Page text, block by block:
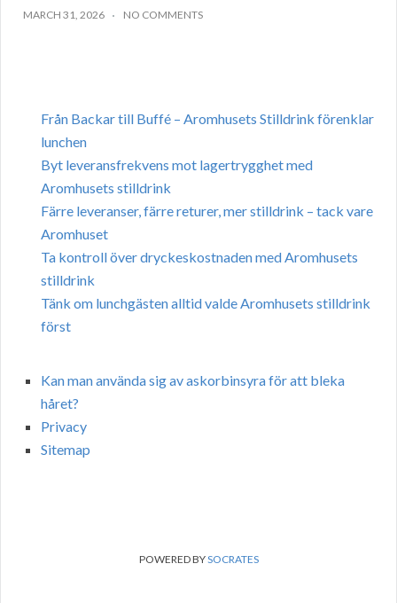
MARCH 31, 2026 NO COMMENTS
Från Backar till Buffé – Aromhusets Stilldrink förenklar
lunchen
Byt leveransfrekvens mot lagertrygghet med
Aromhusets stilldrink
Färre leveranser, färre returer, mer stilldrink – tack vare
Aromhuset
Ta kontroll över dryckeskostnaden med Aromhusets
stilldrink
Tänk om lunchgästen alltid valde Aromhusets stilldrink
först
Kan man använda sig av askorbinsyra för att bleka
håret?
Privacy
Sitemap
POWERED BYSOCRATES